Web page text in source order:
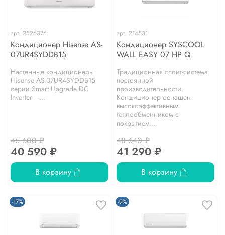
арт. 2526376
Кондиционер Hisense AS-
07UR4SYDDB15
Настенные кондиционеры
Hisense AS-07UR4SYDDB15
серии Smart Upgrade DC
Inverter –...
45 600 ₽
40 590 ₽
В корзину
арт. 214531
Кондиционер SYSCOOL
WALL EASY 07 HP Q
Традиционная сплит-система
постоянной
производительности.
Кондиционер оснащен
высокоэффективным
теплообменником с
покрытием...
48 640 ₽
41 290 ₽
В корзину
-17% -9%